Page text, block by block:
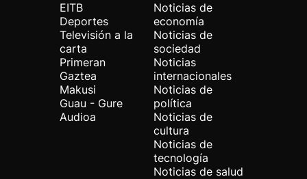
EITB
Deportes
Televisión a la
carta
Primeran
Gaztea
Makusi
Guau - Gure
Audioa
Noticias de
economía
Noticias de
sociedad
Noticias
internacionales
Noticias de
política
Noticias de
cultura
Noticias de
tecnología
Noticias de salud